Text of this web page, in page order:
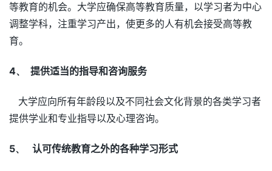
等教育的机会。大学应确保高等教育质量，以学习者为中心
调整学科，注重学习产出，使更多的人有机会接受高等教
育。
4、 提供适当的指导和咨询服务
大学应向所有年龄段以及不同社会文化背景的各类学习者
提供学业和专业指导以及心理咨询。
5、 认可传统教育之外的各种学习形式